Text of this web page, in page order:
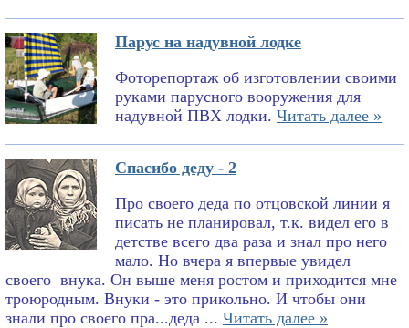
Парус на надувной лодке
Фоторепортаж об изготовлении своими
руками парусного вооружения для
надувной ПВХ лодки. Читать далее »
Спасибо деду - 2
Про своего деда по отцовской линии я
писать не планировал, т.к. видел его в
детстве всего два раза и знал про него
мало. Но вчера я впервые увидел
своего внука. Он выше меня ростом и приходится мне
троюродным. Внуки - это прикольно. И чтобы они
знали про своего пра...деда ... Читать далее »